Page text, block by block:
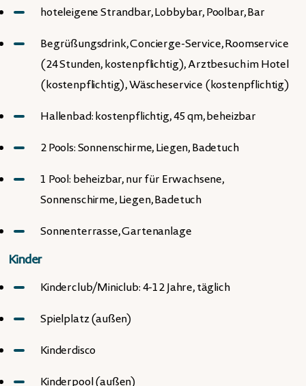
hoteleigene Strandbar, Lobbybar, Poolbar, Bar
Begrüßungsdrink, Concierge-Service, Roomservice
(24 Stunden, kostenpflichtig), Arztbesuch im Hotel
(kostenpflichtig), Wäscheservice (kostenpflichtig)
Hallenbad: kostenpflichtig, 45 qm, beheizbar
2 Pools: Sonnenschirme, Liegen, Badetuch
1 Pool: beheizbar, nur für Erwachsene,
Sonnenschirme, Liegen, Badetuch
Sonnenterrasse, Gartenanlage
Kinder
Kinderclub/Miniclub: 4-12 Jahre, täglich
Spielplatz (außen)
Kinderdisco
Kinderpool (außen)